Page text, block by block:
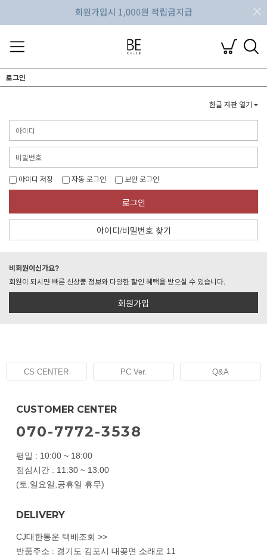
로그인
한글 자판 열기
아이디 저장 자동 로그인 보안 로그인
로그인
아이디/비밀번호 찾기
비회원이신가요?
회원이 되시면 빠른 신상품 정보와 다양한 할인 혜택을 받으실 수 있습니다.
회원가입
CS CENTER PC Ver. Q&A
CUSTOMER CENTER
070-7772-3538
평일 : 10:00 ~ 18:00
점심시간 : 11:30 ~ 13:00
(토,일요일,공휴일 휴무)
DELIVERY
CJ대한통운 택배조회 >>
반품주소 : 경기도 김포시 대곶면 소래로 11